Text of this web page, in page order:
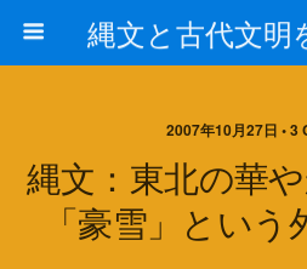
2007年10月27日 • 3
縄文：東北の華
「豪雪」とい